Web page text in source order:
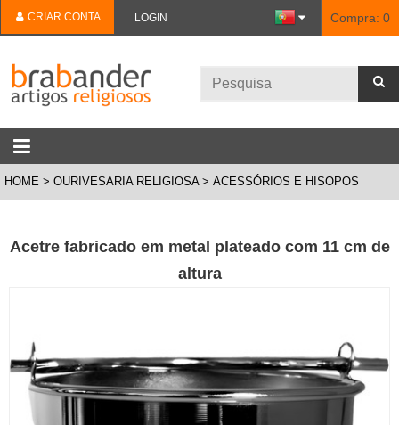
CRIAR CONTA LOGIN Compra: 0
HOME OURIVESARIA RELIGIOSA ACESSÓRIOS E HISOPOS
Acetre fabricado em metal plateado com 11 cm de
altura